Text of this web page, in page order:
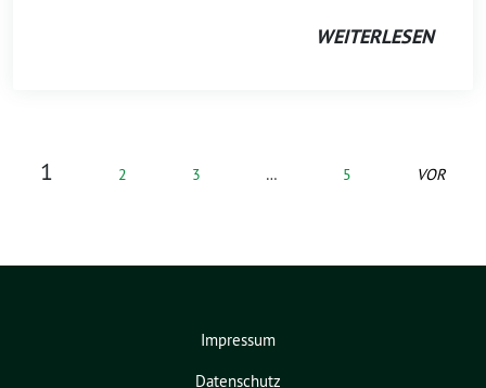
WEITERLESEN
1 2 3 … 5 VOR
Impressum
Datenschutz